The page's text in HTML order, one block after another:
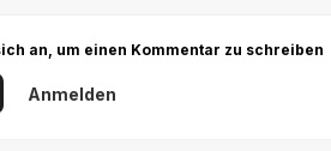
an, um einen Kommentar zu schreiben
Anmelden